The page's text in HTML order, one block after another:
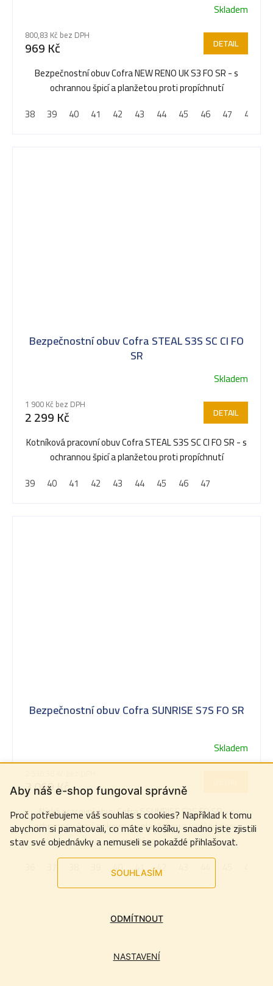
Aby náš e-shop fungoval správně
Proč potřebujeme váš souhlas s cookies? Například k tomu
abychom si pamatovali, co máte v košíku, snadno jste zjistili
stav své objednávky a nemuseli se pokaždé přihlašovat.
SOUHLASÍM
NASTAVENÍ
ODMÍTNOUT
hodnocení
produktu
je
5,0
hvězdiček.
Skladem
800,83 Kč bez DPH
969 Kč DETAIL
Bezpečnostní obuv Cofra NEW RENO UK S3 FO SR - s
ochrannou špicí a planžetou proti propíchnutí
38
39 40 41 42 43 44 45 46 47 48
Bezpečnostní obuv Cofra STEAL S3S SC CI FO
SR
hodnocení
produktu
je
5,0
hvězdiček.
Skladem
1 900 Kč bez DPH
2 299 Kč DETAIL
Kotníková pracovní obuv Cofra STEAL S3S SC CI FO SR - s
ochrannou špicí a planžetou proti propíchnutí
39
40 41 42 43 44 45 46 47
Bezpečnostní obuv Cofra SUNRISE S7S FO SR
Skladem
3 069 Kč
Nízká pracovní obuv Cofra SSUNRISE S7S FO SR - s
ochrannou špicí, nekovovou planžetou a voděodolnou
membránou
40 41 42